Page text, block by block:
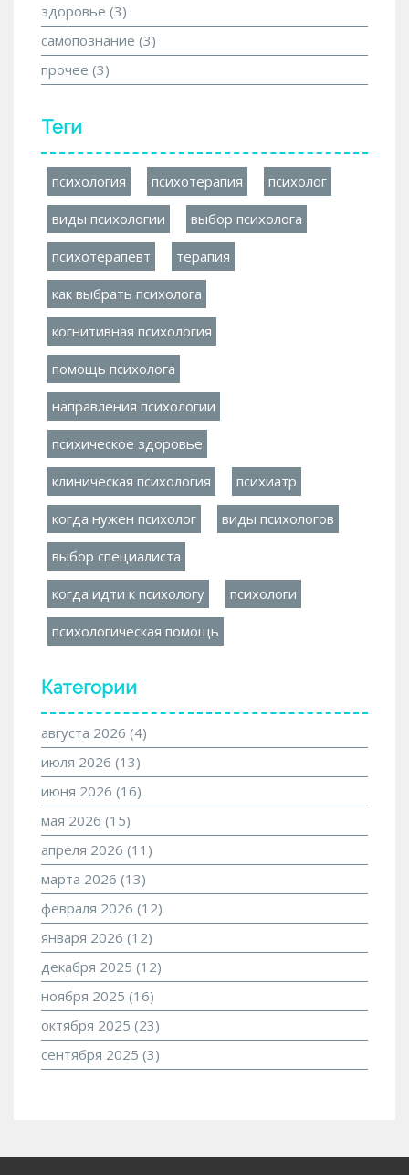
здоровье (3)
самопознание (3)
прочее (3)
Теги
психология психотерапия психолог
виды психологии выбор психолога
психотерапевт терапия
как выбрать психолога
когнитивная психология
помощь психолога
направления психологии
психическое здоровье
клиническая психология психиатр
когда нужен психолог виды психологов
выбор специалиста
когда идти к психологу психологи
психологическая помощь
Категории
августа 2026 (4)
июля 2026 (13)
июня 2026 (16)
мая 2026 (15)
апреля 2026 (11)
марта 2026 (13)
февраля 2026 (12)
января 2026 (12)
декабря 2025 (12)
ноября 2025 (16)
октября 2025 (23)
сентября 2025 (3)